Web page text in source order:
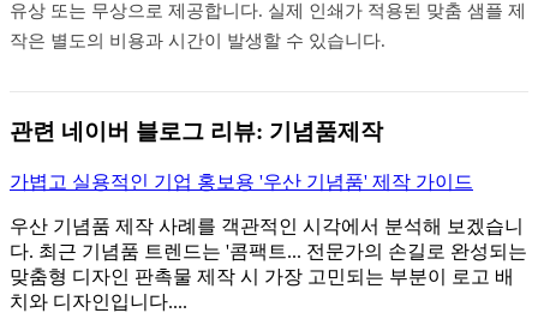
유상 또는 무상으로 제공합니다. 실제 인쇄가 적용된 맞춤 샘플 제
작은 별도의 비용과 시간이 발생할 수 있습니다.
관련 네이버 블로그 리뷰: 기념품제작
가볍고 실용적인 기업 홍보용 '우산 기념품' 제작 가이드
우산 기념품 제작 사례를 객관적인 시각에서 분석해 보겠습니
다. 최근 기념품 트렌드는 '콤팩트... 전문가의 손길로 완성되는
맞춤형 디자인 판촉물 제작 시 가장 고민되는 부분이 로고 배
치와 디자인입니다....